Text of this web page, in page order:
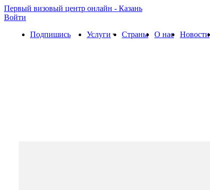
Первый визовый центр онлайн - Казань
Войти
Подпишись
Услуги Страны О нас Новости